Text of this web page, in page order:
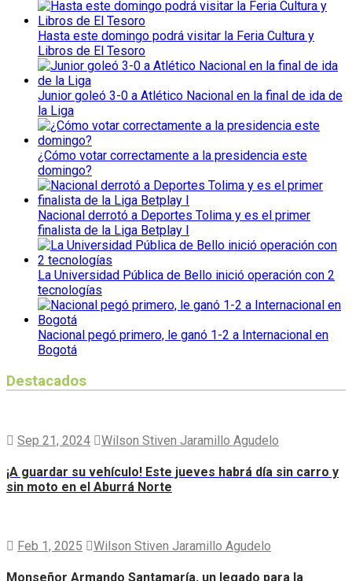
Hasta este domingo podrá visitar la Feria Cultura y
Libros de El Tesoro
Junior goleó 3-0 a Atlético Nacional en la final de ida de
la Liga
¿Cómo votar correctamente a la presidencia este
domingo?
Nacional derrotó a Deportes Tolima y es el primer
finalista de la Liga Betplay I
La Universidad Pública de Bello inició operación con 2
tecnologías
Nacional pegó primero, le ganó 1-2 a Internacional en
Bogotá
Destacados
Sep 21, 2024 Wilson Stiven Jaramillo Agudelo
¡A guardar su vehículo! Este jueves habrá día sin carro y
sin moto en el Aburrá Norte
Feb 1, 2025 Wilson Stiven Jaramillo Agudelo
Monseñor Armando Santamaría, un legado para la